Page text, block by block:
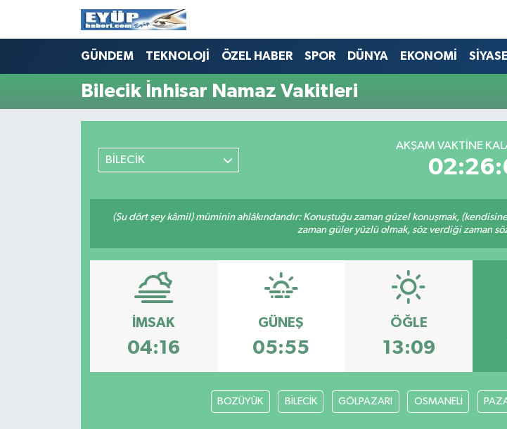
GÜNDEM TEKNOLOJİ ÖZEL HABER SPOR DÜNYA EKONOMİ
Bilecik İnhisar Namaz Vakitleri
BİLECİK
AKŞAM VAKTINE
(Şu dört şey kâmil) müminin ahlâkındandır: Konuştuğu zaman güzel konuşmak,
zaman güler yüzlü olmak, söz verdiği zaman
İMSAK
04:16
GÜNEŞ
05:55
ÖĞLE
13:09
BOZÜYÜK BİLECİK GÖLPAZARI OSMANELİ